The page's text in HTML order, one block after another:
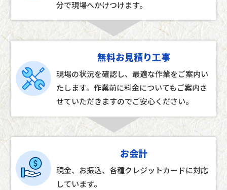
分で現場へかけつけます。
無料お見積り工事
現場の状況を確認し、最適な作業をご案内い
たします。作業前に料金についてもご案内さ
せていただきますのでご安心ください。
お会計
現金、お振込、各種クレジットカードに対応
しています。